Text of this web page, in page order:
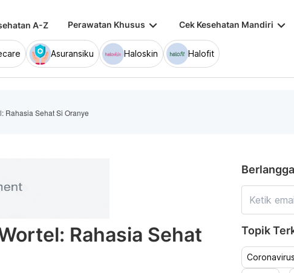
A-Z Perawatan Khusus keyboard_arrow_down Cek Kesehatan Mandiri keyboard_arrow_down
Asuransiku Haloskin Halofit
Rahasia Sehat Si Oranye
Rahasia Sehat
Topik
Coronavirus